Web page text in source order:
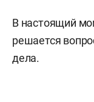
В настоящий
решается
дела.